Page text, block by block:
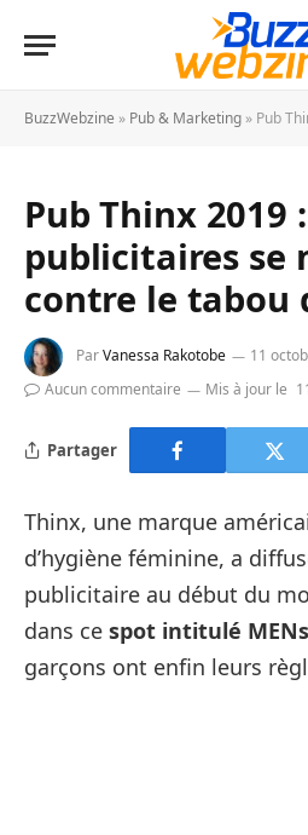
BuzzWebzine » Pub & Marketing » Pub Thinx
Pub Thinx 2019
publicitaires se
contre le tabou
ParVanessa Rakotobe 11
Aucun commentaire
Mis à jour le
Partager
Thinx, une marque
d’hygiène féminine, a
publicitaire au début du
dans ce spot intitulé
garçons ont enfin leurs